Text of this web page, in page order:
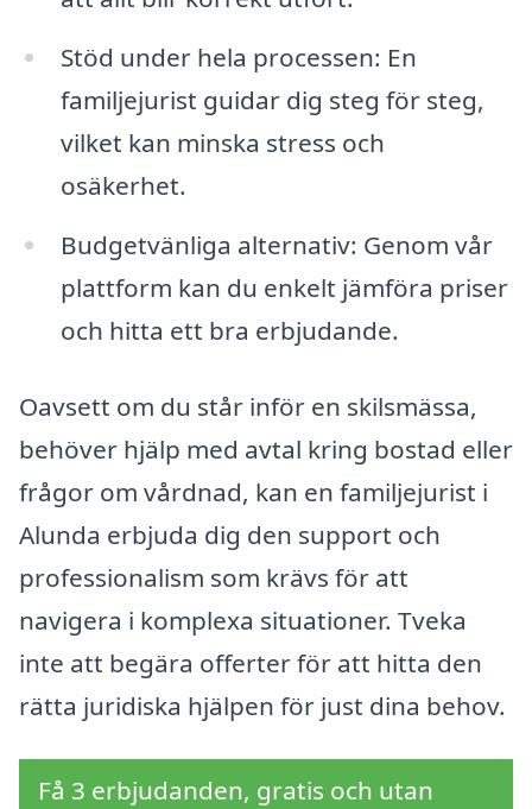
Stöd under hela processen: En
familjejurist guidar dig steg för steg,
vilket kan minska stress och
osäkerhet.
Budgetvänliga alternativ: Genom vår
plattform kan du enkelt jämföra priser
och hitta ett bra erbjudande.
Oavsett om du står inför en skilsmässa,
behöver hjälp med avtal kring bostad eller
frågor om vårdnad, kan en familjejurist i
Alunda erbjuda dig den support och
professionalism som krävs för att
navigera i komplexa situationer. Tveka
inte att begära offerter för att hitta den
rätta juridiska hjälpen för just dina behov.
Få 3 erbjudanden, gratis och utan